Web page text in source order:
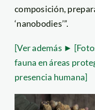
composición,
‘nanobodies’”.
[Ver además ►
fauna en áreas
presencia humana]